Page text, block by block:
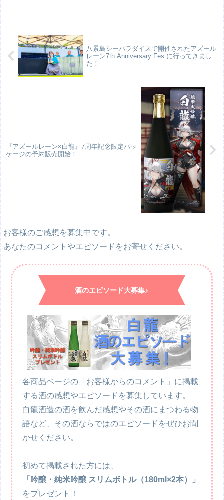
八景島シーパラダイスで開催されたアズール
レーン7th Anniversary Fes.に行ってきまし
た！
『アズールレーン×白龍』7周年記念限定パッ
ケージの予約販売開始！
お客様のご感想を募集中です。
あなたのコメントやエピソードをお寄せください。
酒のエピソード大募集♪
各商品ページの「お客様からのコメント」に掲載
する酒の感想やエピソードを募集しています。
白龍酒造の酒を飲んだ感想やその酒にまつわる物
語など、その酒ならではのエピソードをぜひお聞
かせください。
初めて掲載された方には、
「吟醸・純米吟醸 スリムボトル（180ml×2本）」
をプレゼント！